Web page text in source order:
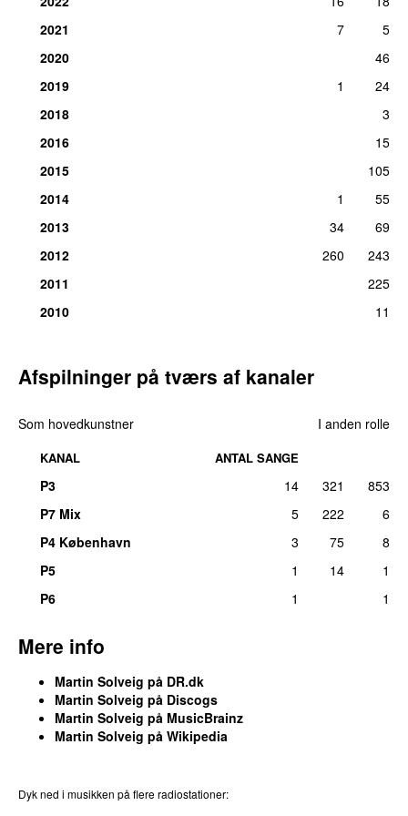
2021
7
5
2020
46
2019
1
24
2018
3
2016
15
2015
105
2014
1
55
2013
34
69
2012
260
243
2011
225
2010
11
Afspilninger på tværs af kanaler
Som hovedkunstner I anden rolle
KANAL ANTAL SANGE
P3 14 321
853
P7 Mix
5 222
6
P4 København
3 75
8
P5
1 14
1
P6
1 1
Mere info
Martin Solveig på DR.dk
Martin Solveig på Discogs
Martin Solveig på MusicBrainz
Martin Solveig på Wikipedia
Dyk ned i musikken på flere radiostationer: